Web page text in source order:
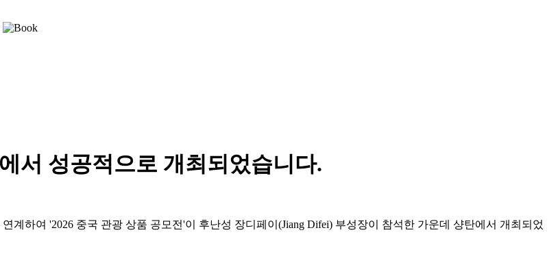
서 성공적으로 개최되었습니다.
계하여 '2026 중국 관광 상품 공모전'이 후난성 장디페이(Jiang Difei) 부성장이 참석한 가운데 샹탄에서 개최되었